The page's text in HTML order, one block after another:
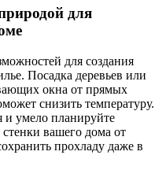
для
для создания
Посадка деревьев или
окна от прямых
снизить температуру.
и умело планируйте
вашего дома от
прохладу даже в